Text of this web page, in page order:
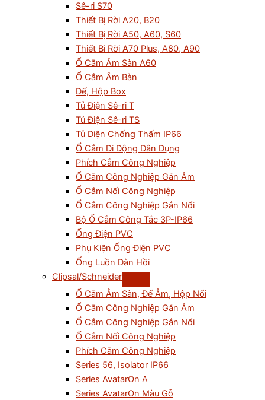
Sê-ri S70
Thiết Bị Rời A20, B20
Thiết Bị Rời A50, A60, S60
Thiết Bì Rời A70 Plus, A80, A90
Ổ Cắm Âm Sàn A60
Ổ Cắm Âm Bàn
Đế, Hộp Box
Tủ Điện Sê-ri T
Tủ Điện Sê-ri TS
Tủ Điện Chống Thấm IP66
Ổ Cắm Di Động Dân Dụng
Phích Cắm Công Nghiệp
Ổ Cắm Công Nghiệp Gắn Âm
Ổ Cắm Nối Công Nghiệp
Ổ Cắm Công Nghiệp Gắn Nổi
Bộ Ổ Cắm Công Tắc 3P-IP66
Ống Điện PVC
Phụ Kiện Ống Điện PVC
Ống Luồn Đàn Hồi
Clipsal/Schneider
Ổ Cắm Âm Sàn, Đế Âm, Hộp Nổi
Ổ Cắm Công Nghiệp Gắn Âm
Ổ Cắm Công Nghiệp Gắn Nổi
Ổ Cắm Nối Công Nghiệp
Phích Cắm Công Nghiệp
Series 56, Isolator IP66
Series AvatarOn A
Series AvatarOn Màu Gỗ